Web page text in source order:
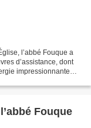
l’abbé Fouque a
d’assistance, dont
impressionnante
Fouque